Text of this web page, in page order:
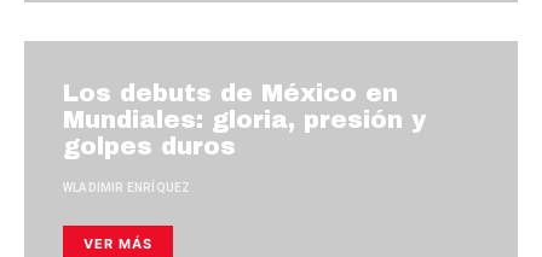
Los debuts de México en
Mundiales: gloria, presión y
golpes duros
WLADIMIR ENRÍQUEZ
VER MÁS